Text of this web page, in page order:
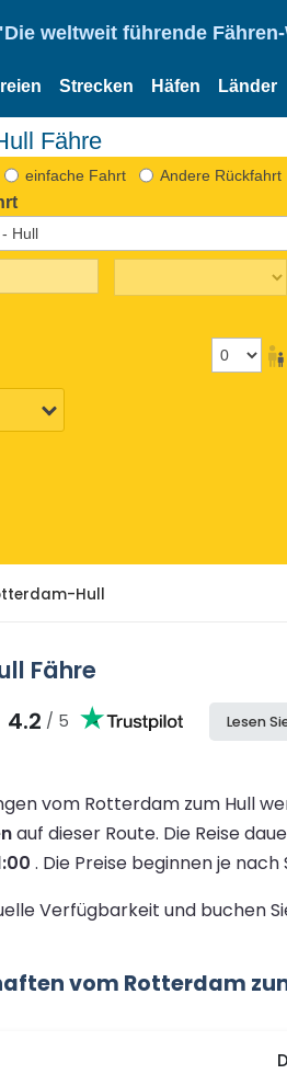
weltweit führende
Strecken Häfen Länder
Fähre
einfache Fahrt Andere Rückfahrt
Hull
Fähre
4.2 / 5 Lesen
vom Rotterdam zum Hull
auf dieser Route. Die Reise
. Die Preise beginnen je
Verfügbarkeit und buchen
vom Rotterdam